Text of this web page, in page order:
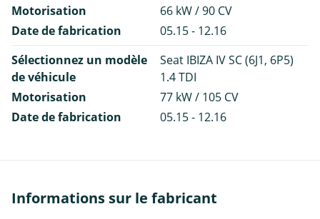
Motorisation
66 kW / 90 CV
Date de fabrication
05.15 - 12.16
Sélectionnez un modèle
de véhicule
Seat IBIZA IV SC (6J1, 6P5)
1.4 TDI
Motorisation
77 kW / 105 CV
Date de fabrication
05.15 - 12.16
Informations sur le fabricant